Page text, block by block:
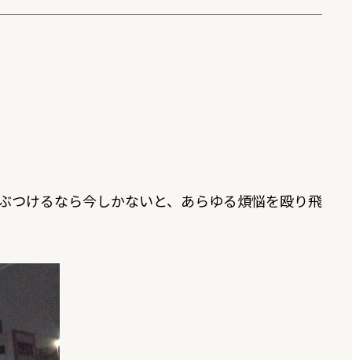
つけるなら今しかないと、あらゆる煩悩を殴り飛